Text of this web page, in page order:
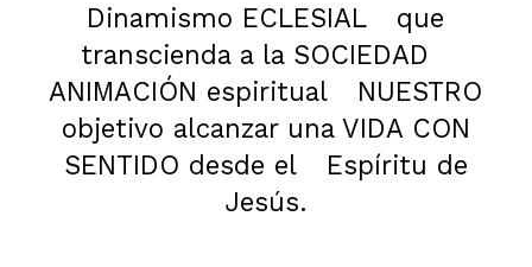
Dinamismo ECLESIAL
que
transcienda a la SOCIEDAD
ANIMACIÓN espiritual
NUESTRO
objetivo alcanzar una VIDA CON
SENTIDO desde el
Espíritu de
Jesús.